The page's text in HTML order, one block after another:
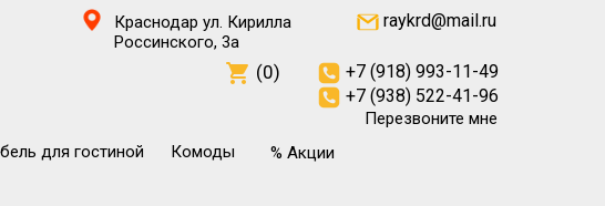
Краснодар ул. Кирилла
Россинского, 3а
raykrd@mail.ru
Перезвоните мне
для гостиной Комоды % Акции
(0)
+7 (918) 993-11-49
+7 (938) 522-41-96